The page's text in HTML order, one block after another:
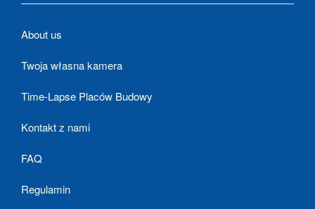
About us
Twoja własna kamera
Time-Lapse Placów Budowy
Kontakt z nami
FAQ
Regulamin